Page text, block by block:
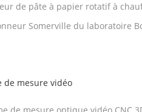
de pâte à papier rotatif à
Somerville du laboratoire
de mesure vidéo